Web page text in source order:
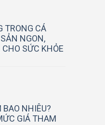
TRONG CÁ
NGON,
CHO SỨC KHỎE
BAO NHIÊU?
GIÁ THAM